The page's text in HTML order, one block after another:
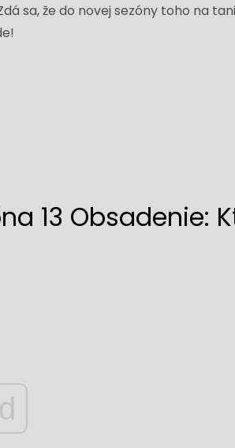
sa, že do novej sezóny toho na
13 Obsadenie: